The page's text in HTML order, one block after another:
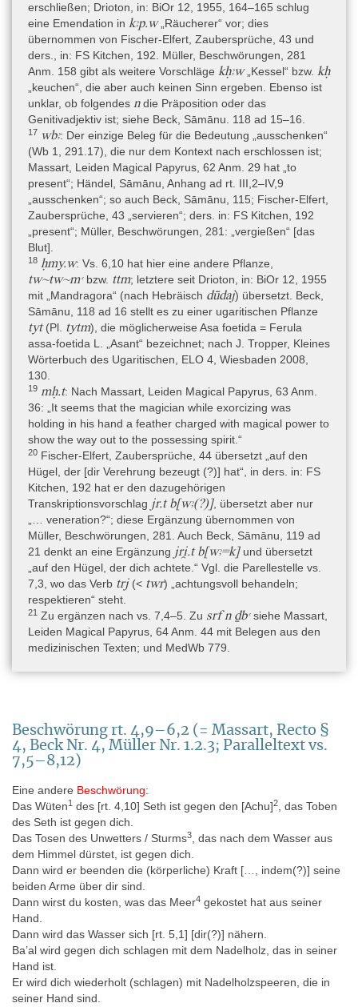
- Borghouts 1978: J. F. Borghouts, Ancient Egyptian Magical
Texts. Translated, Nisaba 9 (Leiden 1978), 7–11 (Nr. 10).
- Chabas 1853–1862: F. Chabas, Notices sommaires des Papyrus
hiératiques I. 343–371 du Musée d’Antiquités des Pays–Bas à
Leide; in: C. Leemans (Hrsg.), Papyrus égyptiens hiératiques I.
343–371 du Musée d’Antiquités des Pays–Bas à Leide (Leiden
1853–62), 62–64, 66–67 (der Text von Chabas wurde neu
abgedruckt in G. Maspero (Hrsg.), F. Chabas. Oeuvres diverses.
Vol. 2, Bibliothèque égyptologique 10 (Paris 1902), 131–171 (I
343: 135–139; I 345: 142–145).
- von Deines – Grapow – Westendorf 1958 I: H. von Deines – H.
Grapow – W. Westendorf, Grundriss der Medizin der alten
Ägypter. IV,1. Übersetzung der medizinischen Texte (Berlin 1958).
- von Deines – Grapow – Westendorf 1958 II: H. von Deines – H.
Grapow – W. Westendorf, Grundriss der Medizin der alten
Ägypter. IV,2. Übersetzung der medizinischen Texte.
Erläuterungen (Berlin 1958).
- Enmarch 2005: R. Enmarch, The Dialoque of Ipuwer and the
Lord of the All (Oxford 2005), 2–5.
- Fischer-Elfert 2005: H.-W. Fischer-Elfert, Altägyptische
Zaubersprüche (Stuttgart 2005), 50–52, 138–139 (Nr. 18); 82–83,
153 (Nr. 68).
- Fischer-Elfert 2011: H.-W. Fischer-Elfert, Sāmānu on the Nile:
The Transfer of a Near Eastern Demon and Magico-Medical
Concept into New Kingdom Egypt; in: M. Coller – S. Snape
(Hrsg.), Ramesside Studies in Honour of K. A. Kitchen (Bolton
2011), 189–198.
- Grapow 1958: H. Grapow, Grundriss der Medizin der alten
Ägypter. V. Die medizinischen Texte in hieroglyphischer
Umschreibung autographiert (Berlin 1958).
- Händel 2007: K. Händel, Die Sāmānu-Beschwörungen aus
Mesopotamien und Ägypten (unveröffentlichte Magisterarbeit)
(Leipzig 2007).
- Halbertsma 1995: R. B. Halbertsma, Le solitaire des ruines. De
archeologische reizen van Jean Emile Humbert (1771–1839) in
dienst van het Koninkrijk der Nederlanden (Collections of the
Trade. The pioneer years of the National Museum of Antiquities in
Leiden, 1818–40 (London/New York 2003).
- Leemans 1840: C. Leemans, Description raisonée des
Leide (Leiden 1840), 111–112 (I 343) und 112–113 (I 345).
- Massy 1887: A. Massy, Études Égyptiennes III, Le Papyrus de
Leide I 345 (Gand 1887).
- Müller 2008: M. Müller, Levantinische Beschwörungen in
ägyptischer Übersetzung; in: Texte aus der Umwelt des Alten
Testaments. Neue Folge 4 (Gütersloh 2008), 275–293.
- Quack 2019: J. F. Quack, Ein vorderasiatisches Götterpaar in
ägyptischer Übersetzung, in: Orientalia. Nova Series 88 (1), 2019,
78–82.
- Raven 1992: M. J. Raven, Numbering Systems in the Egyptian
Department of the Rijksmuseum van Oudheden at Leiden, in:
Oudheidkundige Mededelingen uit het Rijksmuseum van
erschließen; Drioton, in: BiOr 12, 1955, 164–165 schlug
eine Emendation in kꜣp.w„Räucherer“ vor; dies
übernommen von Fischer-Elfert, Zaubersprüche, 43 und
ders., in: FS Kitchen, 192. Müller, Beschwörungen, 281
Anm. 158 gibt als weitere Vorschläge kḥꜣw„Kessel“ bzw. kḥ
„keuchen“, die aber auch keinen Sinn ergeben. Ebenso ist
unklar, ob folgendes ndie Präposition oder das
Genitivadjektiv ist; siehe Beck, Sāmānu. 118 ad 15–16.
17 wbꜣ: Der einzige Beleg für die Bedeutung „ausschenken“
(Wb 1, 291.17), die nur dem Kontext nach erschlossen ist;
Massart, Leiden Magical Papyrus, 62 Anm. 29 hat „to
present“; Händel, Sāmānu, Anhang ad rt. III,2–IV,9
„ausschenken“; so auch Beck, Sāmānu, 115; Fischer-Elfert,
Zaubersprüche, 43 „servieren“; ders. in: FS Kitchen, 192
„present“; Müller, Beschwörungen, 281: „vergießen“ [das
Blut].
18 ḥmy.w: Vs. 6,10 hat hier eine andere Pflanze,
tw~tw~mꜥbzw. ttm; letztere seit Drioton, in: BiOr 12, 1955
mit „Mandragora“ (nach Hebräisch dūdaj) übersetzt. Beck,
Sāmānu, 118 ad 16 stellt es zu einer ugaritischen Pflanze
tyt(Pl. tytm), die möglicherweise Asa foetida = Ferula
assa-foetida L. „Asant“ bezeichnet; nach J. Tropper, Kleines
Wörterbuch des Ugaritischen, ELO 4, Wiesbaden 2008,
130.
19 mḥ.t: Nach Massart, Leiden Magical Papyrus, 63 Anm.
36: „It seems that the magician while exorcizing was
holding in his hand a feather charged with magical power to
show the way out to the possessing spirit.“
20 Fischer-Elfert, Zaubersprüche, 44 übersetzt „auf den
Hügel, der [dir Verehrung bezeugt (?)] hat“, in ders. in: FS
Kitchen, 192 hat er den dazugehörigen
Transkriptionsvorschlag jr.t b[wꜣ(?)], übersetzt aber nur
„… veneration?“; diese Ergänzung übernommen von
Müller, Beschwörungen, 281. Auch Beck, Sāmānu, 119 ad
21 denkt an eine Ergänzung jri̯.t b[wꜣ=k]und übersetzt
„auf den Hügel, der dich achtete.“ Vgl. die Parellestelle vs.
7,3, wo das Verb trj(< twr) „achtungsvoll behandeln;
respektieren“ steht.
21 Zu ergänzen nach vs. 7,4–5. Zu srf n ḏbꜥsiehe Massart,
Leiden Magical Papyrus, 64 Anm. 44 mit Belegen aus den
medizinischen Texten; und MedWb 779.
Beschwörung rt. 4,9–6,2 (= Massart, Recto §
4, Beck Nr. 4, Müller Nr. 1.2.3; Paralleltext vs.
7,5–8,12)
Eine andere Beschwörung:
Das Wüten1 des [rt. 4,10] Seth ist gegen den [Achu]2
, das Toben
des Seth ist gegen dich.
Das Tosen des Unwetters / Sturms3
, das nach dem Wasser aus
dem Himmel dürstet, ist gegen dich.
Dann wird er beenden die (körperliche) Kraft […, indem(?)] seine
beiden Arme über dir sind.
Dann wirst du kosten, was das Meer4 gekostet hat aus seiner
Hand.
Dann wird das Wasser sich [rt. 5,1] [dir(?)] nähern.
Ba’al wird gegen dich schlagen mit dem Nadelholz, das in seiner
Hand ist.
Er wird dich wiederholt (schlagen) mit Nadelholzspeeren, die in
seiner Hand sind.